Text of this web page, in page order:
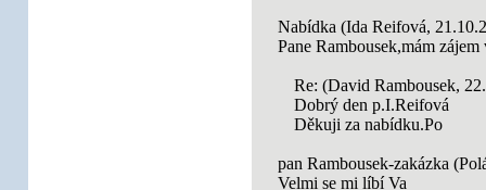
Nabídka (Ida Reifová,
Pane Rambousek,mám
Re: (David Rambousek,
Dobrý den p.I.Reifová
Děkuji za nabídku.Po
pan Rambousek-zakázka
Velmi se mi líbí Va